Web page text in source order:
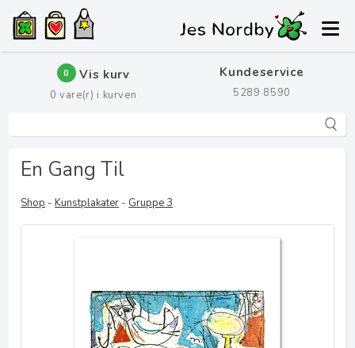
0 Vis kurv
0 vare(r) i kurven
Kundeservice
5289 8590
En Gang Til
Shop -Kunstplakater - Gruppe 3